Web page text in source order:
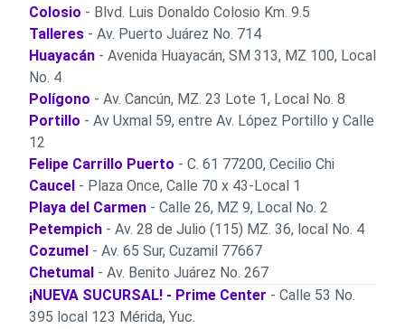
Colosio - Blvd. Luis Donaldo Colosio Km. 9.5
Talleres - Av. Puerto Juárez No. 714
Huayacán - Avenida Huayacán, SM 313, MZ 100, Local
No. 4
Polígono - Av. Cancún, MZ. 23 Lote 1, Local No. 8
Portillo - Av Uxmal 59, entre Av. López Portillo y Calle
12
Felipe Carrillo Puerto - C. 61 77200, Cecilio Chi
Caucel - Plaza Once, Calle 70 x 43-Local 1
Playa del Carmen - Calle 26, MZ 9, Local No. 2
Petempich - Av. 28 de Julio (115) MZ. 36, local No. 4
Cozumel - Av. 65 Sur, Cuzamil 77667
Chetumal - Av. Benito Juárez No. 267
¡NUEVA SUCURSAL! - Prime Center - Calle 53 No.
395 local 123 Mérida, Yuc.